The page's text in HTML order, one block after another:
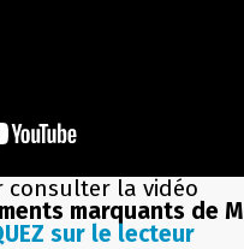
consulter la vidéo
marquants de
sur le lecteur